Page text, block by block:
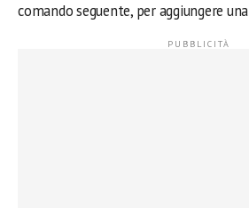
comando seguente, per aggiungere